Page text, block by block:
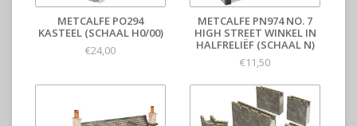
METCALFE PO294
KASTEEL (SCHAAL H0/00)
€24,00
METCALFE PN974 NO. 7
HIGH STREET WINKEL IN
HALFRELIËF (SCHAAL N)
€11,50